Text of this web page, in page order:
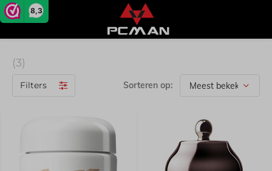
8,3
(3)
Filters Sorteren op: